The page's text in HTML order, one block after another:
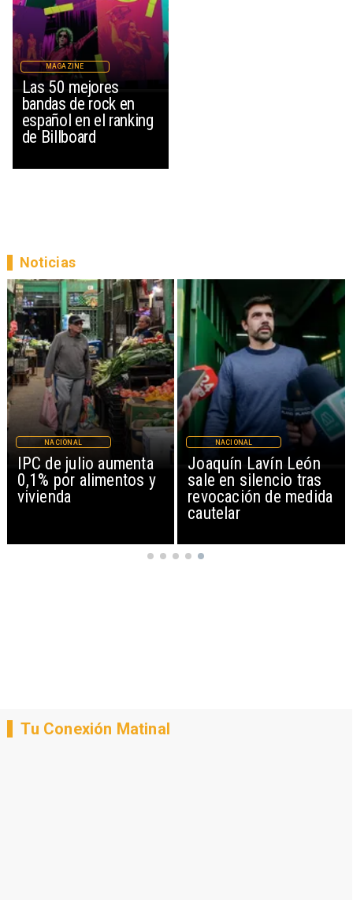
Las 50 mejores
bandas de rock en
español en el ranking
de Billboard
MAGAZINE
IPC de julio aumenta
0,1% por alimentos y
vivienda
NACIONAL
Joaquín Lavín León
sale en silencio tras
revocación de medida
cautelar
NACIONAL
Noticias
Tu Conexión Matinal